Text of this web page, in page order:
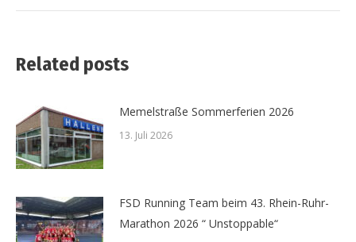
Related posts
Memelstraße Sommerferien 2026
13. Juli 2026
FSD Running Team beim 43. Rhein-Ruhr-
Marathon 2026 “ Unstoppable“